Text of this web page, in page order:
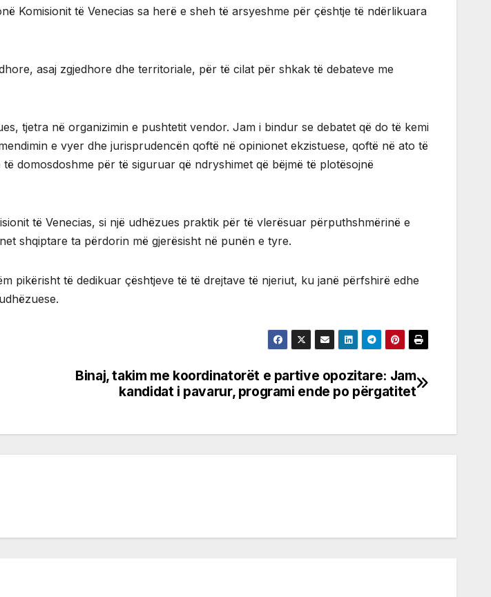
Komisionit të Venecias sa herë e sheh të arsyeshme për çështje të ndërlikuara
asaj zgjedhore dhe territoriale, për të cilat për shkak të debateve me
tjetra në organizimin e pushtetit vendor. Jam i bindur se debatet që do të kemi
e vyer dhe jurisprudencën qoftë në opinionet ekzistuese, qoftë në ato të
domosdoshme për të siguruar që ndryshimet që bëjmë të plotësojnë
të Venecias, si një udhëzues praktik për të vlerësuar përputhshmërinë e
shqiptare ta përdorin më gjerësisht në punën e tyre.
pikërisht të dedikuar çështjeve të të drejtave të njeriut, ku janë përfshirë edhe
Binaj, takim me koordinatorët e partive opozitare: Jam
kandidat i pavarur, programi ende po përgatitet